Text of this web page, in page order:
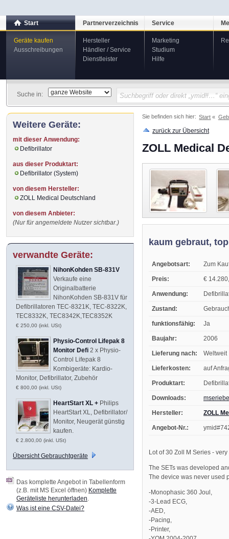
Start
Geräte kaufen
Ausschreibungen
Partnerverzeichnis
Hersteller
Händler / Service
Dienstleister
Service
Marketing
Studium
Hilfe
Suche in:
Sie befinden sich hier: Start
zurück zur Übersicht
ZOLL Medical
kaum gebraut,
Angebotsart: Zum
Preis: €
Anwendung:
Zustand:
funktionsfähig: Ja
Baujahr: 2006
Lieferung nach: Weltweit
Lieferkosten: auf
Produktart:
Downloads:
Hersteller: ZOLL
Angebot-Nr.:
Lot of 30 Zoll M Series -
The SETs was developed
The device was never used
-Monophasic 360 Joul,
-3-Lead ECG,
-AED,
-Pacing,
-Printer,
Weitere Geräte:
mit dieser Anwendung:
Defibrillator
aus dieser Produktart:
Defibrillator (System)
von diesem Hersteller:
ZOLL Medical Deutschland
von diesem Anbieter:
(Nur für angemeldete Nutzer sichtbar.)
verwandte Geräte:
NihonKohden SB-831V
Verkaufe eine
Originalbatterie
NihonKohden SB-831V für
Defibrillatoren TEC-8321K, TEC-8322K,
TEC8332K, TEC8342K,TEC8352K
€ 250,00 (inkl. USt)
Physio-Control Lifepak 8
Monitor Defi 2 x Physio-
Control Lifepak 8
Kombigeräte: Kardio-
Monitor, Defibrillator, Zubehör
€ 800,00 (inkl. USt)
HeartStart XL + Philips
HeartStart XL, Defibrillator/
Monitor, Neugerät günstig
kaufen.
€ 2.800,00 (inkl. USt)
Übersicht Gebrauchtgeräte
Das komplette Angebot in Tabellenform
(z.B. mit MS Excel öffnen) Komplette
Geräteliste herunterladen
Was ist eine CSV-Datei?